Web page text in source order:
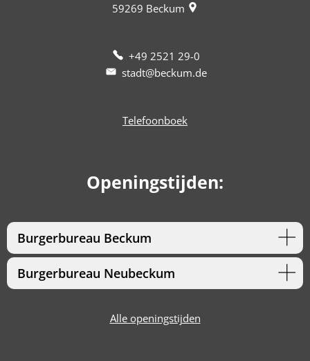
59269 Beckum
+49 2521 29-0
stadt@beckum.de
Telefoonboek
Openingstijden:
Burgerbureau Beckum
Burgerbureau Neubeckum
Alle openingstijden